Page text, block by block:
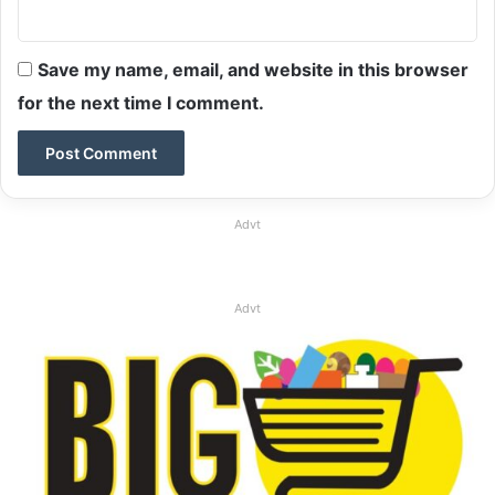
Save my name, email, and website in this browser
for the next time I comment.
Advt
Advt